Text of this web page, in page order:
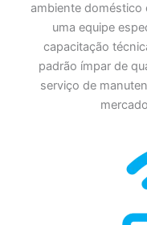
ambiente doméstico
uma equipe
capacitação
padrão ímpar de
serviço de